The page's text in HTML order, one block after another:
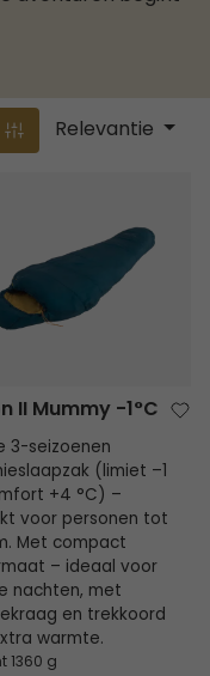
Relevantie
II Mummy -1°C
3-seizoenen
(limiet –1
+4 °C) –
voor personen tot
Met compact
– ideaal voor
nachten, met
en trekkoord
warmte.
1360 g